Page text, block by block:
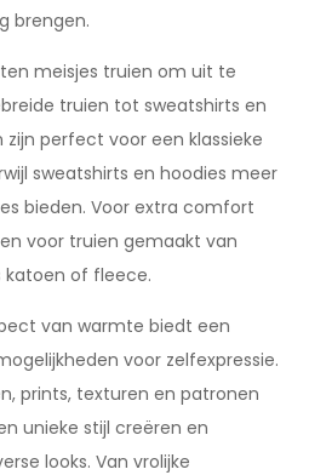
brengen.
meisjes truien om uit te
truien tot sweatshirts en
perfect voor een klassieke
sweatshirts en hoodies meer
bieden. Voor extra comfort
voor truien gemaakt van
katoen of fleece.
van warmte biedt een
voor zelfexpressie.
prints, texturen en patronen
unieke stijl creëren en
looks. Van vrolijke